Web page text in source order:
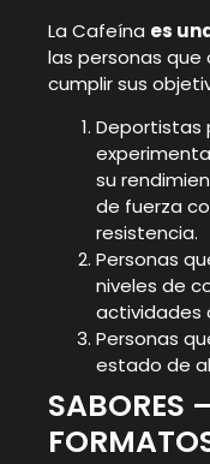
La Cafeína es
las personas
cumplir sus
Deportistas
su
de fuerza
resistencia.
Personas
niveles de
actividades
Personas
estado de
SABORES